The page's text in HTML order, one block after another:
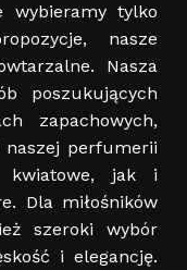
wybieramy tylko
nasze
Nasza
poszukujących
zapachowych,
perfumerii
kwiatowe, jak i
Dla miłośników
szeroki wybór
i elegancję.